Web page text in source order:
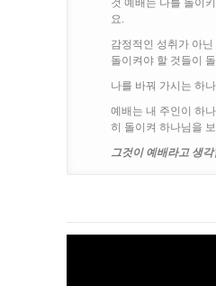
것 예배는 나를 돌이
요.
감정적인 성취가 아
돌이켜야 할 것들이
나를 바꿔 가시는 하
예배는 내 주인이 하
히 돌이켜 하나님을
그것이 예배라고 생